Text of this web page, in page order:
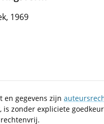
1969
en gegevens zijn
is zonder expliciete